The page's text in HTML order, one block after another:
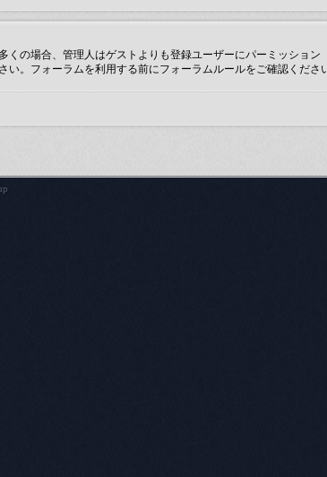
くの場合、管理人はゲストよりも登録ユーザーにパーミッショ
。フォーラムを利用する前にフォーラムルールをご確認くださ